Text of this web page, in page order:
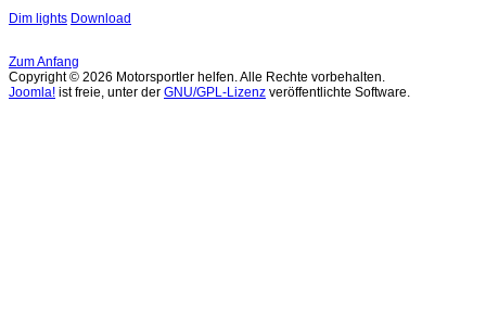
Dim lights Download
Zum Anfang
Copyright © 2026 Motorsportler helfen. Alle Rechte vorbehalten.
Joomla! ist freie, unter der GNU/GPL-Lizenz veröffentlichte Software.